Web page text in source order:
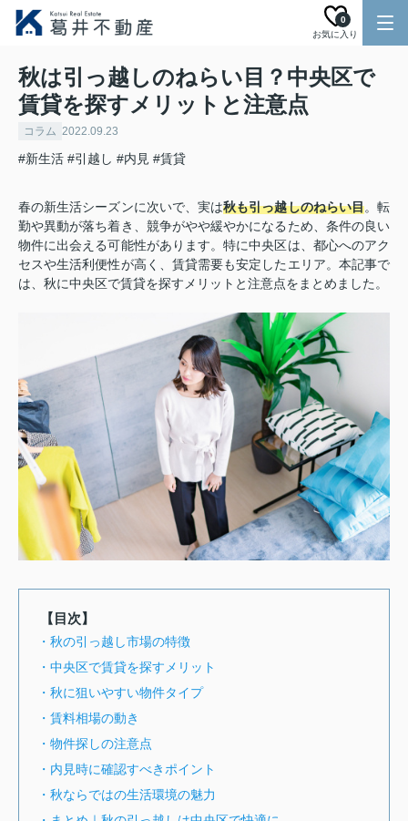
お気に入り
0
秋は引っ越しのねらい目？中央区で
賃貸を探すメリットと注意点
コラム 2022.09.23
#新生活 #引越し #内見 #賃貸
春の新生活シーズンに次いで、実は秋も引っ越しのねらい目。転
勤や異動が落ち着き、競争がやや緩やかになるため、条件の良い
物件に出会える可能性があります。特に中央区は、都心へのアク
セスや生活利便性が高く、賃貸需要も安定したエリア。本記事で
は、秋に中央区で賃貸を探すメリットと注意点をまとめました。
【目次】
・秋の引っ越し市場の特徴
・中央区で賃貸を探すメリット
・秋に狙いやすい物件タイプ
・賃料相場の動き
・物件探しの注意点
・内見時に確認すべきポイント
・秋ならではの生活環境の魅力